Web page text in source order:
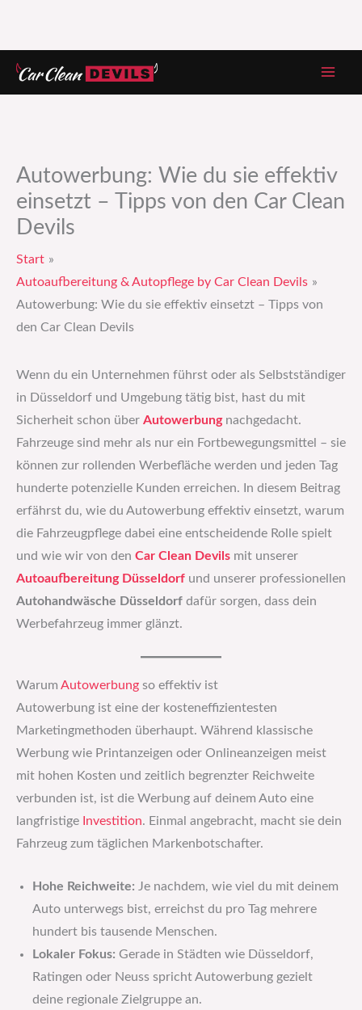
Zum
Inhalt
Autowerbung: Wie du sie effektiv
einsetzt – Tipps von den Car Clean
Devils
Start
Autoaufbereitung & Autopflege by Car Clean Devils
Autowerbung: Wie du sie effektiv einsetzt – Tipps von
den Car Clean Devils
Wenn du ein Unternehmen führst oder als Selbstständiger
in Düsseldorf und Umgebung tätig bist, hast du mit
Sicherheit schon über Autowerbung nachgedacht.
Fahrzeuge sind mehr als nur ein Fortbewegungsmittel – sie
können zur rollenden Werbefläche werden und jeden Tag
hunderte potenzielle Kunden erreichen. In diesem Beitrag
erfährst du, wie du Autowerbung effektiv einsetzt, warum
die Fahrzeugpflege dabei eine entscheidende Rolle spielt
und wie wir von den Car Clean Devils mit unserer
Autoaufbereitung Düsseldorf und unserer professionellen
Autohandwäsche Düsseldorf dafür sorgen, dass dein
Werbefahrzeug immer glänzt.
Warum Autowerbung so effektiv ist
Autowerbung ist eine der kosteneffizientesten
Marketingmethoden überhaupt. Während klassische
Werbung wie Printanzeigen oder Onlineanzeigen meist
mit hohen Kosten und zeitlich begrenzter Reichweite
verbunden ist, ist die Werbung auf deinem Auto eine
langfristige Investition. Einmal angebracht, macht sie dein
Fahrzeug zum täglichen Markenbotschafter.
Hohe Reichweite: Je nachdem, wie viel du mit deinem
Auto unterwegs bist, erreichst du pro Tag mehrere
hundert bis tausende Menschen.
Lokaler Fokus: Gerade in Städten wie Düsseldorf,
Ratingen oder Neuss spricht Autowerbung gezielt
deine regionale Zielgruppe an.